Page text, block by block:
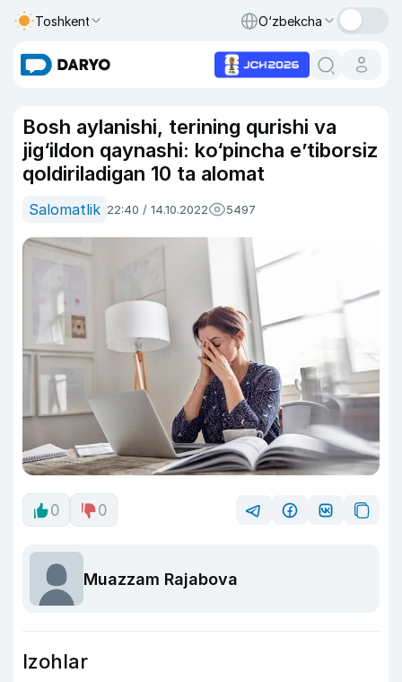
Toshkent O‘zbekcha
Bosh aylanishi, terining qurishi va
jig‘ildon qaynashi: ko‘pincha e’tiborsiz
qoldiriladigan 10 ta alomat
Salomatlik 22:40 / 14.10.2022 5497
0 0
Muazzam Rajabova
Izohlar